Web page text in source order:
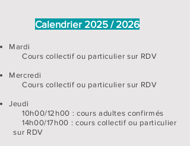
Calendrier 2025 / 2026
Mardi
Cours collectif ou particulier sur RDV
Mercredi
Cours collectif ou particulier sur RDV
Jeudi
10h00/12h00 : cours adultes confirmés
14h00/17h00 : cours collectif ou particulier
sur RDV